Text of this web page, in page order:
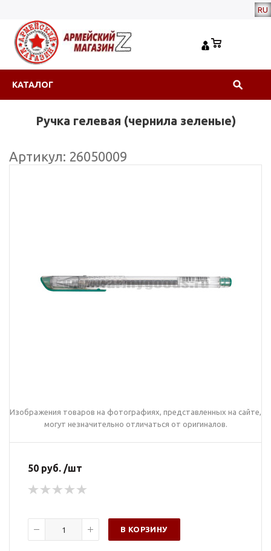
RU
КАТАЛОГ
Ручка гелевая (чернила зеленые)
Артикул: 26050009
Изображения товаров на фотографиях, представленных на сайте,
могут незначительно отличаться от оригиналов.
50 руб. /шт
В КОРЗИНУ